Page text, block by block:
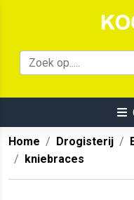
Home Drogisterij
kniebraces